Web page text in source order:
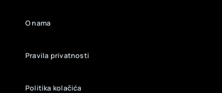
O nama
Pravila privatnosti
Politika kolačića